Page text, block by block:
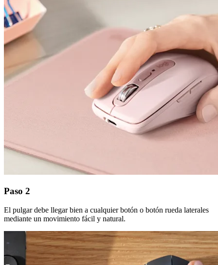
Paso 2
El pulgar debe llegar bien a cualquier botón o botón rueda laterales
mediante un movimiento fácil y natural.